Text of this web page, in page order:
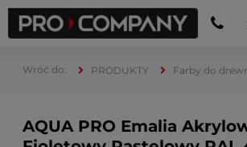
PRODUKTY Farby do
AQUA PRO Emalia